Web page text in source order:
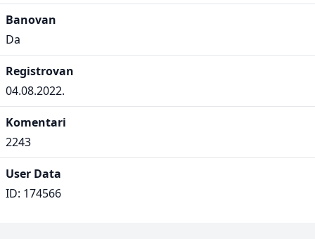
Banovan
Da
Registrovan
04.08.2022.
Komentari
2243
User Data
ID: 174566